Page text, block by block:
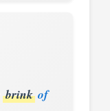
brink of